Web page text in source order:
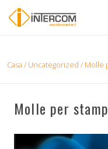
Casa / Uncategorized / Molle
Molle per